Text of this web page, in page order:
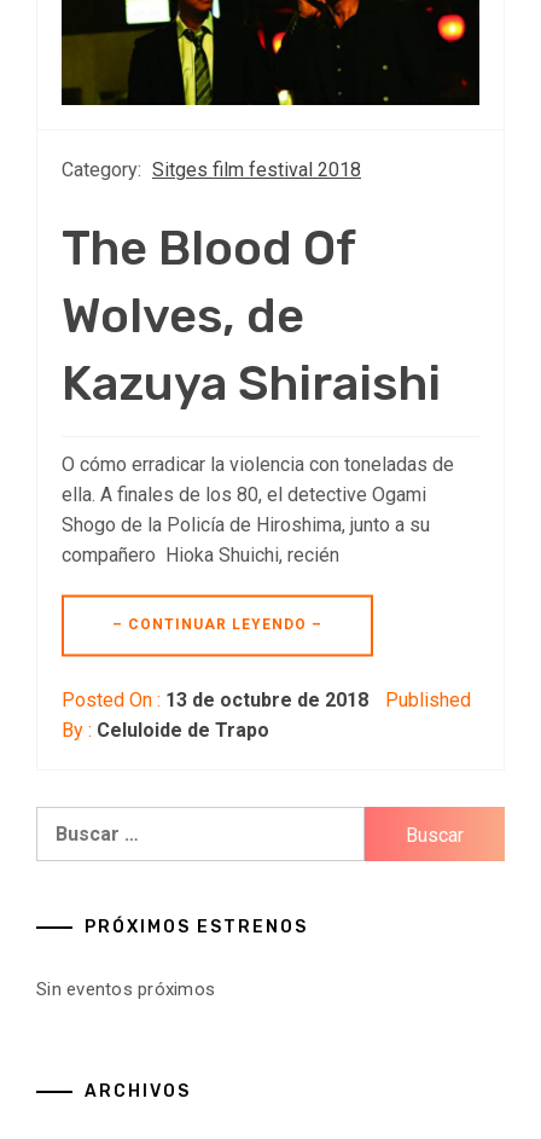
Category: Sitges film festival 2018
The Blood Of
Wolves, de
Kazuya Shiraishi
O cómo erradicar la violencia con toneladas de
ella. A finales de los 80, el detective Ogami
Shogo de la Policía de Hiroshima, junto a su
compañero Hioka Shuichi, recién
– CONTINUAR LEYENDO –
Posted On : 13 de octubre de 2018
Published
By : Celuloide de Trapo
PRÓXIMOS ESTRENOS
Sin eventos próximos
ARCHIVOS